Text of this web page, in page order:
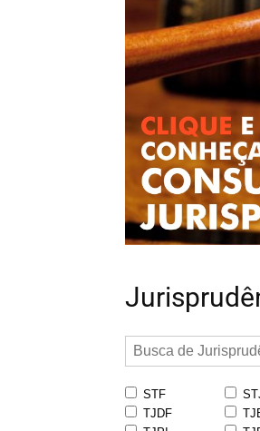
STF
TJDF